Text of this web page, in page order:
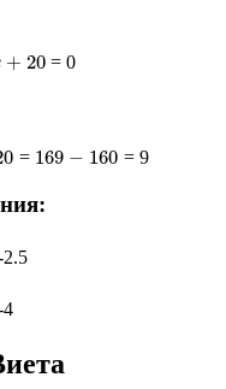
20 = 0
= 169 160 = 9
4